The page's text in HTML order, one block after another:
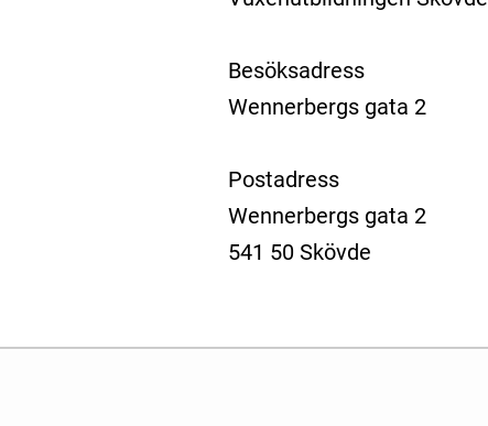
Besöksadress
Wennerbergs gata 2
Postadress
Wennerbergs gata 2
541 50 Skövde